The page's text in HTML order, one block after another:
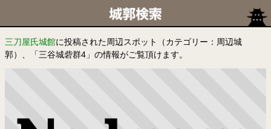
三刀屋氏城館に投稿された周辺スポット（カテゴリー：周辺城
郭）、「三谷城砦群4」の情報がご覧頂けます。